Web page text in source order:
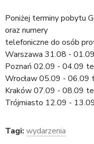
Poniżej terminy pobytu
oraz numery
telefoniczne do osób
Warszawa 31.08 -
Poznań 02.09 - 04.09
Wrocław 05.09 -
Kraków 07.09 - 08.09
Trójmiasto 12.09 -
Tagi: wydarzenia